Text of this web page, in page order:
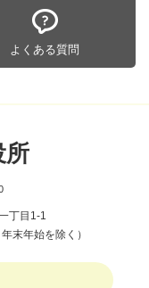
よくある質問
所
丁目1-1
末年始を除く）